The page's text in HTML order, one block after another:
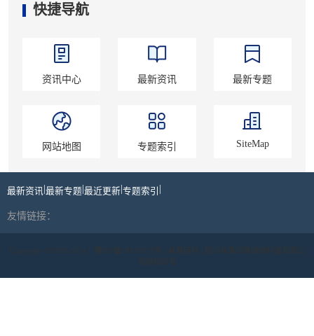
快捷导航
资讯中心 最新资讯 最新专题
网站地图 专题索引 SiteMap
最新资讯 最新专题 最近更新 专题索引
友情链接：